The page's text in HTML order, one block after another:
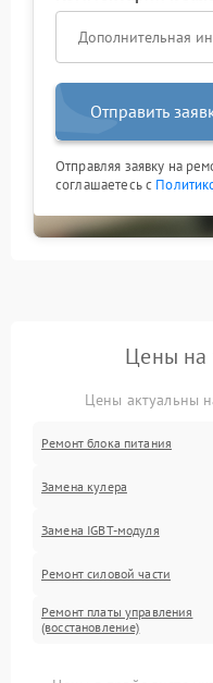
Отправить
Отправляя заявку на
соглашаетесь с
Цены на
Цены актуальны
Ремонт блока питания
Замена кулера
Замена IGBT-модуля
Ремонт силовой части
Ремонт платы управления
(восстановление)